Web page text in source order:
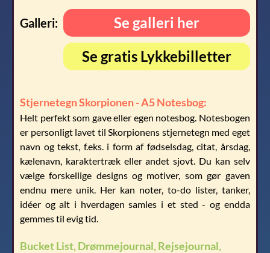
Galleri:
Se galleri her
Se gratis Lykkebilletter
Stjernetegn Skorpionen - A5 Notesbog:
Helt perfekt som gave eller egen notesbog. Notesbogen
er personligt lavet til Skorpionens stjernetegn med eget
navn og tekst, f.eks. i form af fødselsdag, citat, årsdag,
kælenavn, karaktertræk eller andet sjovt. Du kan selv
vælge forskellige designs og motiver, som gør gaven
endnu mere unik. Her kan noter, to-do lister, tanker,
idéer og alt i hverdagen samles i et sted - og endda
gemmes til evig tid.
Bucket List, Drømmejournal, Rejsejournal,